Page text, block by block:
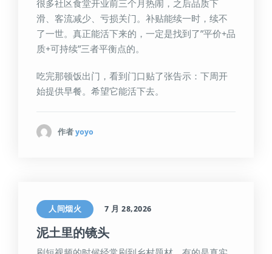
很多社区食堂开业前三个月热闹，之后品质下
滑、客流减少、亏损关门。补贴能续一时，续不
了一世。真正能活下来的，一定是找到了”平价+品
质+可持续”三者平衡点的。
吃完那顿饭出门，看到门口贴了张告示：下周开
始提供早餐。希望它能活下去。
作者 yoyo
人间烟火 7 月 28,2026
泥土里的镜头